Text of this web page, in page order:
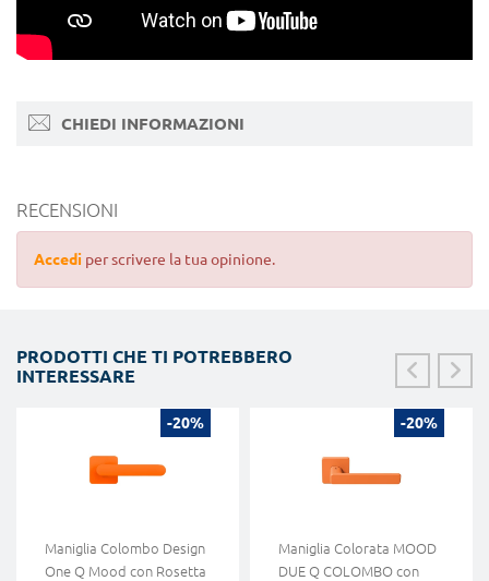
CHIEDI INFORMAZIONI
RECENSIONI
Accedi per scrivere la tua opinione.
PRODOTTI CHE TI POTREBBERO
INTERESSARE
-20%
Maniglia Colombo Design
One Q Mood con Rosetta
-20%
Maniglia Colorata MOOD
DUE Q COLOMBO con